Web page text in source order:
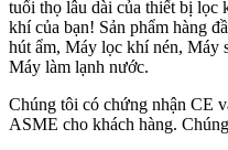
tuổi thọ lâu dài của thiết bị lọc
khí của bạn! Sản phẩm hàng
hút ẩm, Máy lọc khí nén, Máy
Máy làm lạnh nước.
Chúng tôi có chứng nhận CE
ASME cho khách hàng.